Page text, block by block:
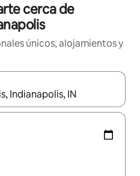
cerca de
únicos, alojamientos y
disponibles, navega con las